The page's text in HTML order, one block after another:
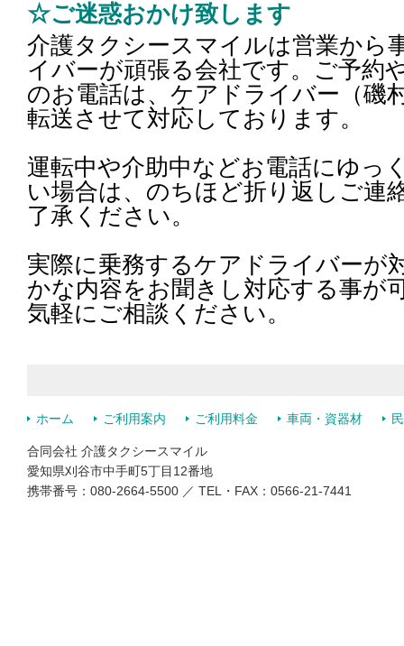
☆ご迷惑おかけ致します
介護タクシースマイルは営業から
イバーが頑張る会社です。ご予約
のお電話は、ケアドライバー（磯
転送させて対応しております。
運転中や介助中などお電話にゆっ
い場合は、のちほど折り返しご連
了承ください。
実際に乗務するケアドライバーが
かな内容をお聞きし対応する事が
気軽にご相談ください。
ホーム ご利用案内 ご利用料金 車両・資器材
合同会社 介護タクシースマイル
愛知県刈谷市中手町5丁目12番地
携帯番号：080-2664-5500 ／ TEL・FAX：0566-21-7441